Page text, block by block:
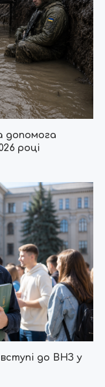
допомога
році
до ВНЗ у